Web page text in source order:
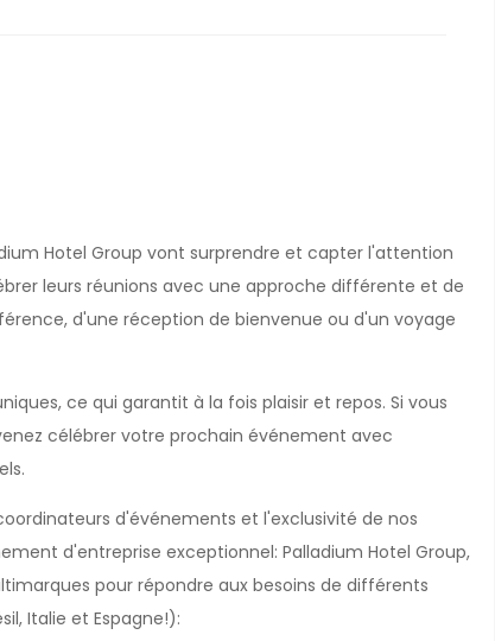
Hotel Group vont surprendre et capter l'attention
leurs réunions avec une approche différente et de
d'une réception de bienvenue ou d'un voyage
ce qui garantit à la fois plaisir et repos. Si vous
célébrer votre prochain événement avec
d'événements et l'exclusivité de nos
d'entreprise exceptionnel: Palladium Hotel Group,
pour répondre aux besoins de différents
Italie et Espagne!):